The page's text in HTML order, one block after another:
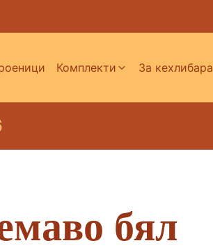
Комплекти За кехлибара
бял